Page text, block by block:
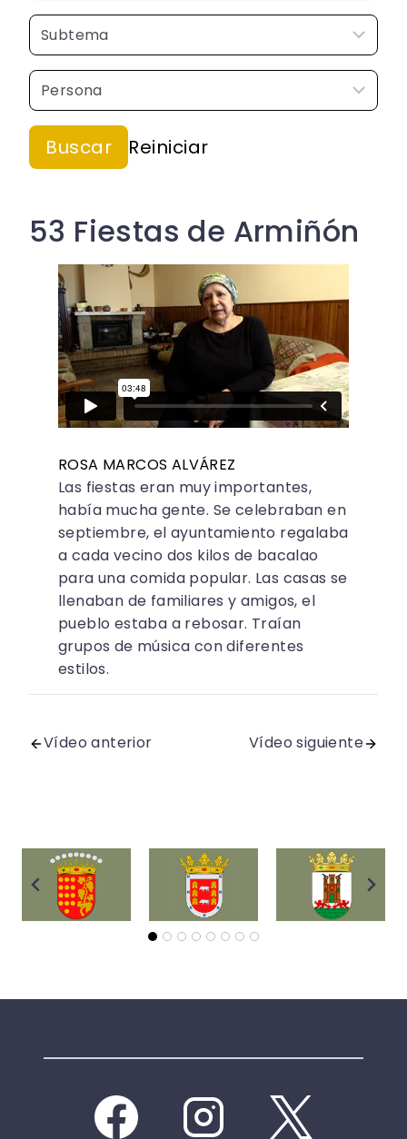
53 Fiestas de Armiñón
ROSA MARCOS ALVÁREZ
Las fiestas eran muy importantes,
había mucha gente. Se celebraban en
septiembre, el ayuntamiento regalaba
a cada vecino dos kilos de bacalao
para una comida popular. Las casas se
llenaban de familiares y amigos, el
pueblo estaba a rebosar. Traían
grupos de música con diferentes
estilos.
Vídeo anterior Vídeo siguiente